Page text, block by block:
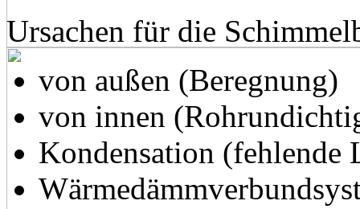
Ursachen für die
von außen (Beregnung)
von innen
Kondensation (fehlende